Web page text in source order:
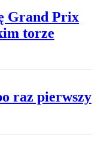
Grand Prix
torze
raz pierwszy